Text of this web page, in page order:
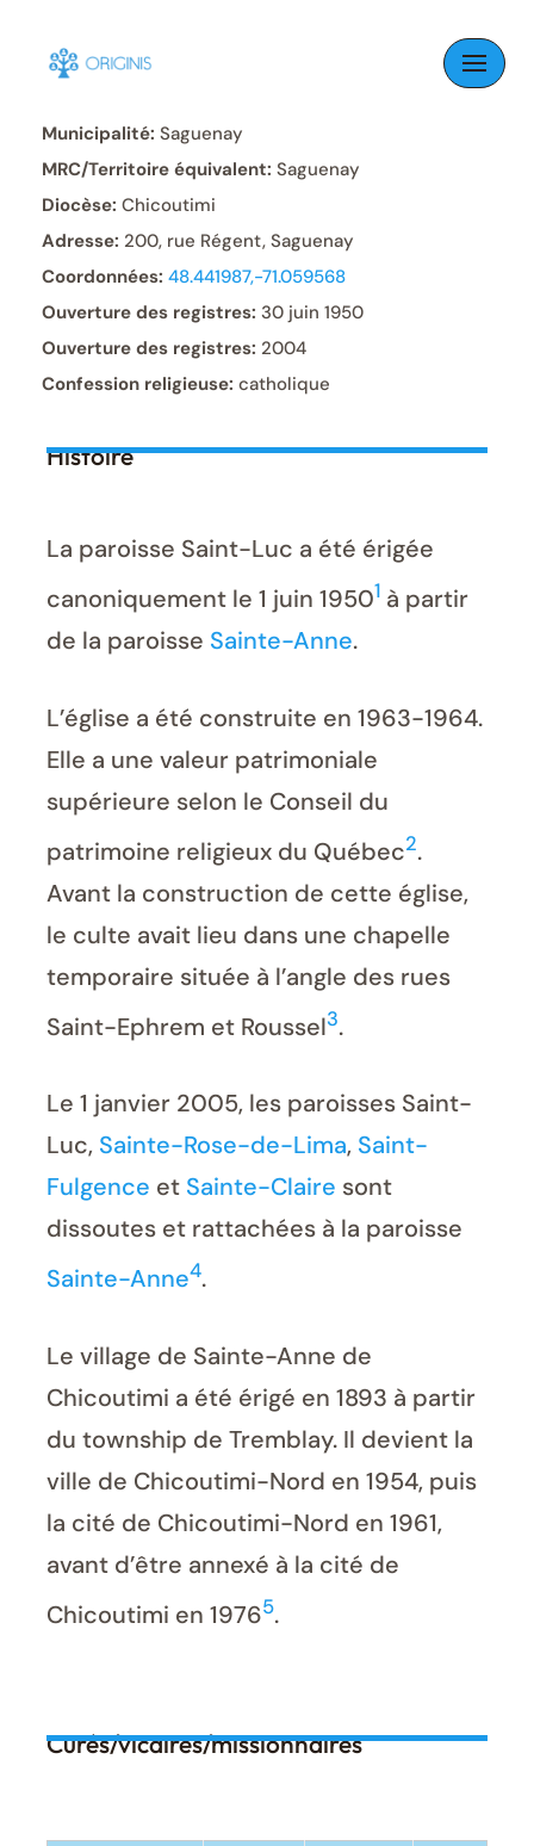
Skip
content
Municipalité: Saguenay
MRC/Territoire équivalent: Saguenay
Diocèse: Chicoutimi
Adresse: 200, rue Régent, Saguenay
Coordonnées: 48.441987,-71.059568
Ouverture des registres: 30 juin 1950
Ouverture des registres: 2004
Confession religieuse: catholique
Histoire
La paroisse Saint-Luc a été érigée
canoniquement le 1 juin 19501 à partir
de la paroisse Sainte-Anne.
L’église a été construite en 1963-1964.
Elle a une valeur patrimoniale
supérieure selon le Conseil du
patrimoine religieux du Québec2.
Avant la construction de cette église,
le culte avait lieu dans une chapelle
temporaire située à l’angle des rues
Saint-Ephrem et Roussel3.
Le 1 janvier 2005, les paroisses Saint-
Luc, Sainte-Rose-de-Lima, Saint-
Fulgence et Sainte-Claire sont
dissoutes et rattachées à la paroisse
Sainte-Anne4.
Le village de Sainte-Anne de
Chicoutimi a été érigé en 1893 à partir
du township de Tremblay. Il devient la
ville de Chicoutimi-Nord en 1954, puis
la cité de Chicoutimi-Nord en 1961,
avant d’être annexé à la cité de
Chicoutimi en 19765.
Curés/vicaires/missionnaires